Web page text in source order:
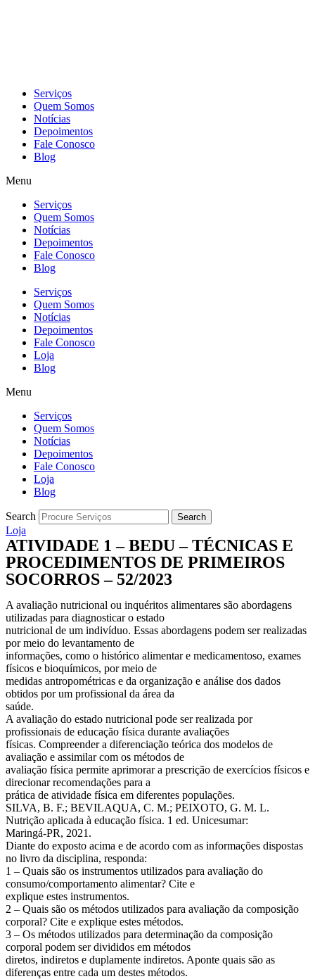
Serviços
Quem Somos
Notícias
Depoimentos
Fale Conosco
Blog
Menu
Serviços
Quem Somos
Notícias
Depoimentos
Fale Conosco
Blog
Serviços
Quem Somos
Notícias
Depoimentos
Fale Conosco
Loja
Blog
Menu
Serviços
Quem Somos
Notícias
Depoimentos
Fale Conosco
Loja
Blog
Search Search
Loja
ATIVIDADE 1 – BEDU – TÉCNICAS E
PROCEDIMENTOS DE PRIMEIROS
SOCORROS – 52/2023
A avaliação nutricional ou inquéritos alimentares são abordagens
utilizadas para diagnosticar o estado
nutricional de um indivíduo. Essas abordagens podem ser realizadas
por meio do levantamento de
informações, como o histórico alimentar e medicamentoso, exames
físicos e bioquímicos, por meio de
medidas antropométricas e da organização e análise dos dados
obtidos por um profissional da área da
saúde.
A avaliação do estado nutricional pode ser realizada por
profissionais de educação física durante avaliações
físicas. Compreender a diferenciação teórica dos modelos de
avaliação e assimilar com os métodos de
avaliação física permite aprimorar a prescrição de exercícios físicos e
direcionar recomendações para a
prática de atividade física em diferentes populações.
SILVA, B. F.; BEVILAQUA, C. M.; PEIXOTO, G. M. L.
Nutrição aplicada à educação física. 1 ed. Unicesumar:
Maringá-PR, 2021.
Diante do exposto acima e de acordo com as informações dispostas
no livro da disciplina, responda:
1 – Quais são os instrumentos utilizados para avaliação do
consumo/comportamento alimentar? Cite e
explique estes instrumentos.
2 – Quais são os métodos utilizados para avaliação da composição
corporal? Cite e explique estes métodos.
3 – Os métodos utilizados para determinação da composição
corporal podem ser divididos em métodos
diretos, indiretos e duplamente indiretos. Aponte quais são as
diferenças entre cada um destes métodos.